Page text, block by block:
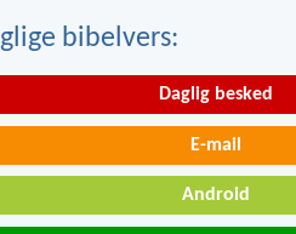
bibelvers:
Daglig besked
E-mail
Android